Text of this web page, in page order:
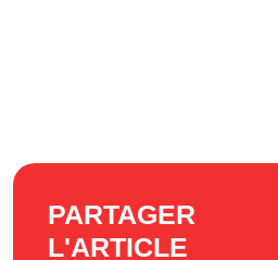
PARTAGER
L'ARTICLE